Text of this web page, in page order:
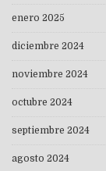
enero 2025
diciembre 2024
noviembre 2024
octubre 2024
septiembre 2024
agosto 2024